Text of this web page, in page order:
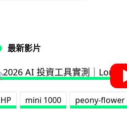
最新影片
HP mini 1000 peony-flower